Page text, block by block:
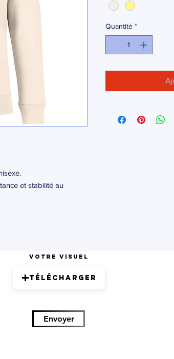
et stabilité au
Quantité *
Votre visuel
Télécharger
Envoyer